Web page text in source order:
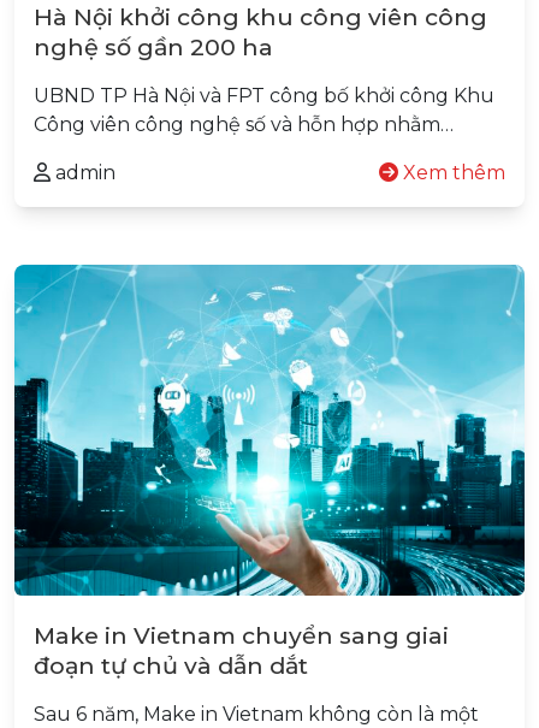
Hà Nội khởi công khu công viên công
nghệ số gần 200 ha
UBND TP Hà Nội và FPT công bố khởi công Khu
Công viên công nghệ số và hỗn hợp nhằm…
admin Xem thêm
Make in Vietnam chuyển sang giai
đoạn tự chủ và dẫn dắt
Sau 6 năm, Make in Vietnam không còn là một